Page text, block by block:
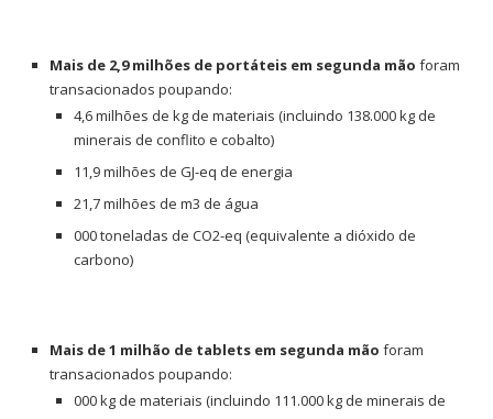
Mais de 2,9 milhões de portáteis em segunda mão foram
transacionados poupando:
4,6 milhões de kg de materiais (incluindo 138.000 kg de
minerais de conflito e cobalto)
11,9 milhões de GJ-eq de energia
21,7 milhões de m3 de água
000 toneladas de CO2-eq (equivalente a dióxido de
carbono)
Mais de 1 milhão de tablets em segunda mão foram
transacionados poupando:
000 kg de materiais (incluindo 111.000 kg de minerais de